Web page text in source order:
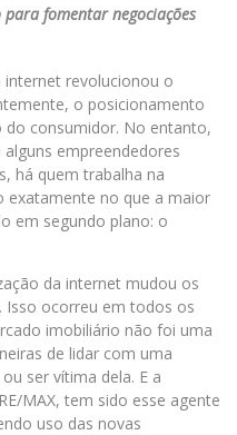
fomentar negociações
internet revolucionou o
o posicionamento
consumidor. No entanto,
empreendedores
há quem trabalha na
exatamente no que a maior
em segundo plano: o
da internet mudou os
Isso ocorreu em todos os
imobiliário não foi uma
de lidar com uma
ser vítima dela. E a
MAX, tem sido esse agente
uso das novas